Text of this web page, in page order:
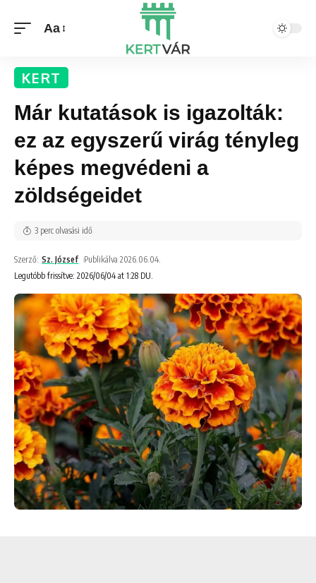
Aa
KERT
Már kutatások is igazolták:
ez az egyszerű virág tényleg
képes megvédeni a
zöldségeidet
Legutóbb frissítve: 2026/06/04 at 1:28 DU.
Szerző: Sz. József Publikálva 2026.06.04.
3 perc olvasási idő